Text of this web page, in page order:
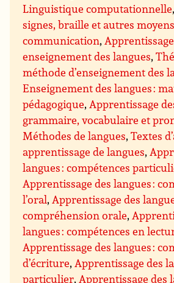
Linguistique computationnelle
signes, braille et autres
communication,
enseignement des langues,
méthode d’enseignement des
Enseignement des langues :
pédagogique,Apprentissage
grammaire, vocabulaire et
Méthodes de langues,Textes
apprentissage de langues,
langues : compétences
Apprentissage des langues :
l’oral,Apprentissage des
compréhension orale,
langues : compétences en
Apprentissage des langues :
d’écriture,Apprentissage des
particulier,Apprentissage des